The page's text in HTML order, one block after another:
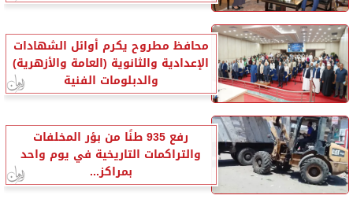
محافظ مطروح يكرم أوائل الشهادات
الإعدادية والثانوية (العامة والأزهرية)
والدبلومات الفنية
رفع 935 طنًا من بؤر المخلفات
والتراكمات التاريخية في يوم واحد
بمراكز...